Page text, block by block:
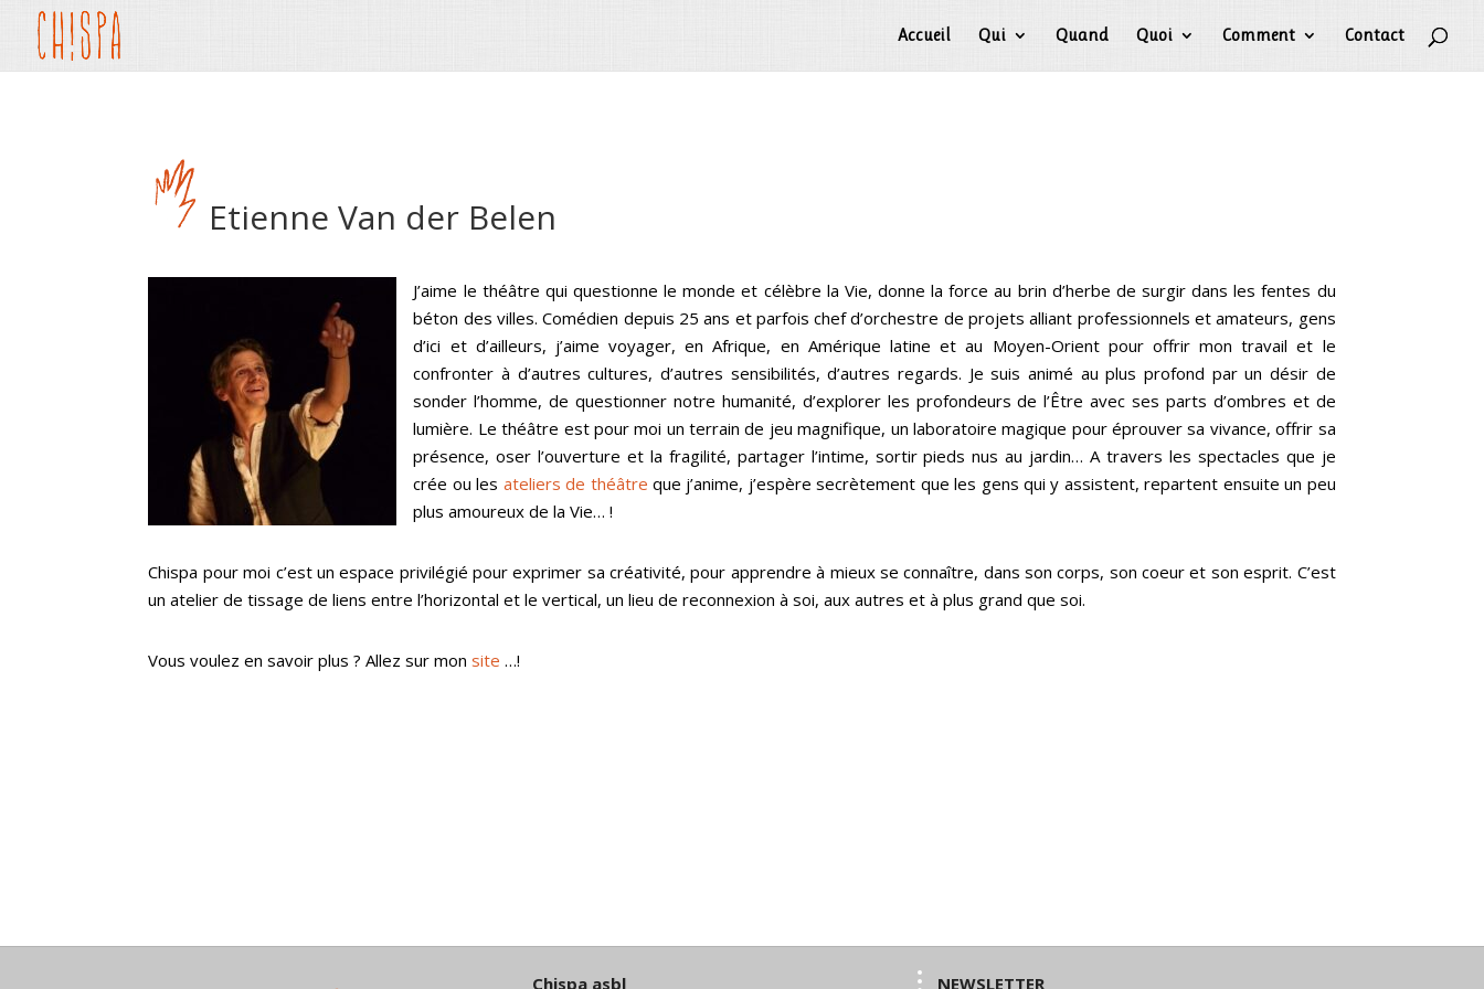
Accueil Qui Quand Quoi Comment Contact
Etienne Van der Belen
J’aime le théâtre qui questionne le monde et célèbre la Vie, donne la force au brin d’herbe de surgir dans les fentes du
béton des villes. Comédien depuis 25 ans et parfois chef d’orchestre de projets alliant professionnels et amateurs, gens
d’ici et d’ailleurs, j’aime voyager, en Afrique, en Amérique latine et au Moyen-Orient pour offrir mon travail et le
confronter à d’autres cultures, d’autres sensibilités, d’autres regards. Je suis animé au plus profond par un désir de
sonder l’homme, de questionner notre humanité, d’explorer les profondeurs de l’Être avec ses parts d’ombres et de
lumière. Le théâtre est pour moi un terrain de jeu magnifique, un laboratoire magique pour éprouver sa vivance, offrir sa
présence, oser l’ouverture et la fragilité, partager l’intime, sortir pieds nus au jardin… A travers les spectacles que je
crée ou les ateliers de théâtre que j’anime, j’espère secrètement que les gens qui y assistent, repartent ensuite un peu
plus amoureux de la Vie… !
Chispa pour moi c’est un espace privilégié pour exprimer sa créativité, pour apprendre à mieux se connaître, dans son corps, son coeur et son esprit. C’est
un atelier de tissage de liens entre l’horizontal et le vertical, un lieu de reconnexion à soi, aux autres et à plus grand que soi.
Vous voulez en savoir plus ? Allez sur mon site …!
Chispa asbl NEWSLETTER